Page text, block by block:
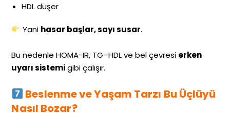
HDL düşer
Yani hasar başlar, sayı susar.
Bu nedenle HOMA-IR, TG–HDL ve bel çevresi erken
uyarı sistemigibi çalışır.
Beslenme ve Yaşam Tarzı Bu Üçlüyü
Nasıl Bozar?